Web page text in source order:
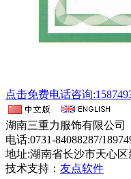
点击免费电话咨询
湖南三重力服饰有限公司
电话:0731-84088287/
地址:湖南省长沙市天心
技术支持： 友点软件